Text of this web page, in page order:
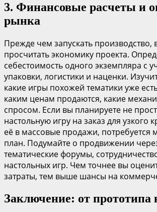
3. Финансовые расчеты и
рынка
Прежде чем запускать производство,
просчитать экономику проекта.
себестоимость одного экземпляра с
упаковки, логистики и наценки.
какие игры похожей тематики уже
каким ценам продаются, какие
спросом. Если вы планируете не
настольную игру на заказ для узкого
её в массовые продажи, потребуется
план. Подумайте о продвижении
тематические форумы,
настольных игр. Чем точнее вы
затраты, тем выше шансы на
Заключение: от